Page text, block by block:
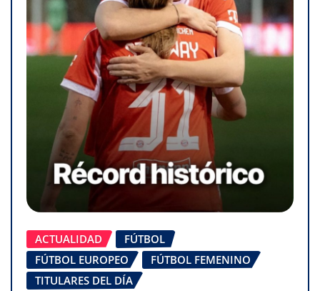
ACTUALIDAD
FÚTBOL
FÚTBOL EUROPEO
FÚTBOL FEMENINO
TITULARES DEL DÍA